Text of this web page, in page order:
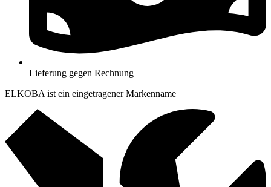
Lieferung gegen Rechnung
ELKOBA ist ein eingetragener Markenname